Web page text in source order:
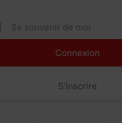
Se souvenir de moi
S’inscrire